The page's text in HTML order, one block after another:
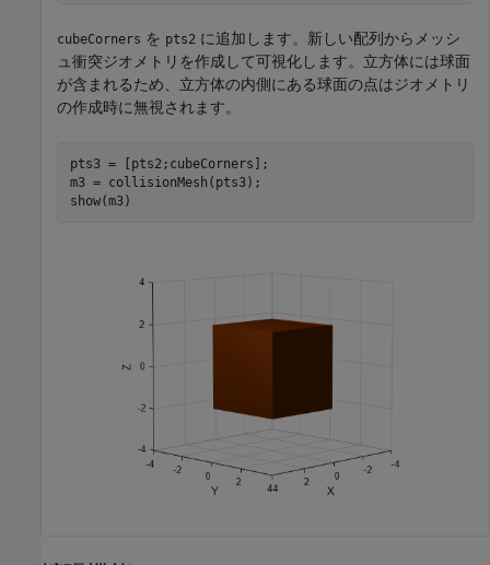
cubeCorners を pts2 に追加します。新しい配列からメッシ
ュ衝突ジオメトリを作成して可視化します。立方体には球面
が含まれるため、立方体の内側にある球面の点はジオメトリ
の作成時に無視されます。
pts3 = [pts2;cubeCorners];
m3 = collisionMesh(pts3);
show(m3)